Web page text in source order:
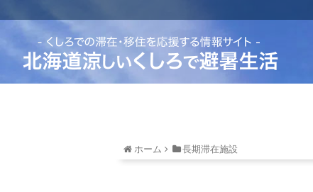
ホーム 長期滞在施設